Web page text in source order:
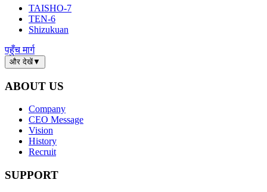
TAISHO-7
TEN-6
Shizukuan
पहुँच मार्ग
और देखें▼
ABOUT US
Company
CEO Message
Vision
History
Recruit
SUPPORT